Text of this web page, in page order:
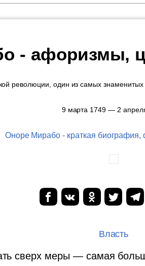
- афоризмы,
революции, один из самых
9 марта 1749 — 2
Оноре Мирабо - краткая биография,
Власть
сверх меры — самая